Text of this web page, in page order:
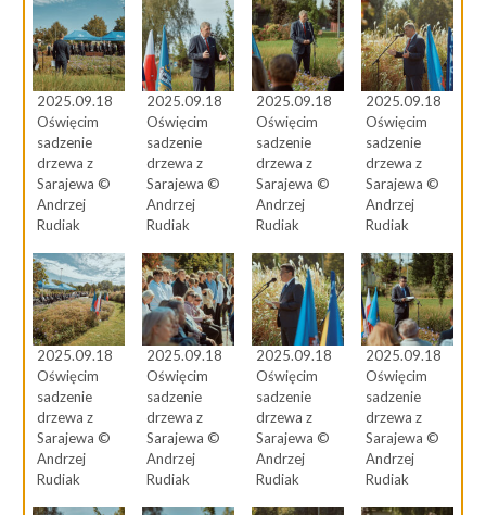
2025.09.18
Oświęcim
sadzenie
drzewa z
Sarajewa ©
Andrzej
Rudiak
2025.09.18
Oświęcim
sadzenie
drzewa z
Sarajewa ©
Andrzej
Rudiak
2025.09.18
Oświęcim
sadzenie
drzewa z
Sarajewa ©
Andrzej
Rudiak
2025.09.18
Oświęcim
sadzenie
drzewa z
Sarajewa ©
Andrzej
Rudiak
2025.09.18
Oświęcim
sadzenie
drzewa z
Sarajewa ©
Andrzej
Rudiak
2025.09.18
Oświęcim
sadzenie
drzewa z
Sarajewa ©
Andrzej
Rudiak
2025.09.18
Oświęcim
sadzenie
drzewa z
Sarajewa ©
Andrzej
Rudiak
2025.09.18
Oświęcim
sadzenie
drzewa z
Sarajewa ©
Andrzej
Rudiak